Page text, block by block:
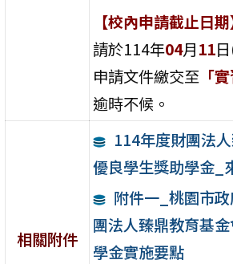
【校內申請截止日期
請於114年04月11
申請文件繳交至 「
逾時不候。
相關附件
114年度財團法
優良學生獎助學金_
附件一_桃園市
團法人臻鼎教育基
學金實施要點